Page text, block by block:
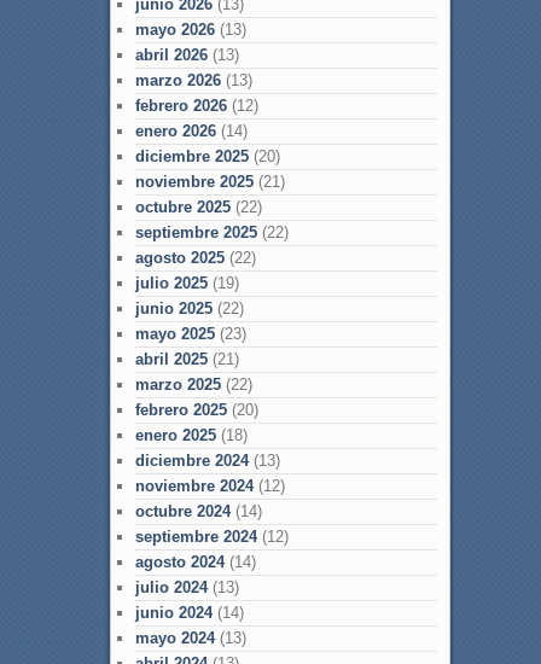
junio 2026(13)
mayo 2026(13)
abril 2026(13)
marzo 2026(13)
febrero 2026(12)
enero 2026(14)
diciembre 2025(20)
noviembre 2025(21)
octubre 2025(22)
septiembre 2025(22)
agosto 2025(22)
julio 2025(19)
junio 2025(22)
mayo 2025(23)
abril 2025(21)
marzo 2025(22)
febrero 2025(20)
enero 2025(18)
diciembre 2024(13)
noviembre 2024(12)
octubre 2024(14)
septiembre 2024(12)
agosto 2024(14)
julio 2024(13)
junio 2024(14)
mayo 2024(13)